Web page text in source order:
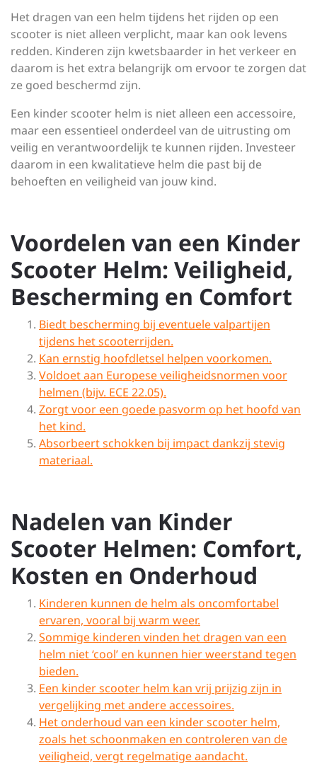
Het dragen van een helm tijdens het rijden op een
scooter is niet alleen verplicht, maar kan ook levens
redden. Kinderen zijn kwetsbaarder in het verkeer en
daarom is het extra belangrijk om ervoor te zorgen dat
ze goed beschermd zijn.
Een kinder scooter helm is niet alleen een accessoire,
maar een essentieel onderdeel van de uitrusting om
veilig en verantwoordelijk te kunnen rijden. Investeer
daarom in een kwalitatieve helm die past bij de
behoeften en veiligheid van jouw kind.
Voordelen van een Kinder
Scooter Helm: Veiligheid,
Bescherming en Comfort
Biedt bescherming bij eventuele valpartijen
tijdens het scooterrijden.
Kan ernstig hoofdletsel helpen voorkomen.
Voldoet aan Europese veiligheidsnormen voor
helmen (bijv. ECE 22.05).
Zorgt voor een goede pasvorm op het hoofd van
het kind.
Absorbeert schokken bij impact dankzij stevig
materiaal.
Nadelen van Kinder
Scooter Helmen: Comfort,
Kosten en Onderhoud
Kinderen kunnen de helm als oncomfortabel
ervaren, vooral bij warm weer.
Sommige kinderen vinden het dragen van een
helm niet ‘cool’ en kunnen hier weerstand tegen
bieden.
Een kinder scooter helm kan vrij prijzig zijn in
vergelijking met andere accessoires.
Het onderhoud van een kinder scooter helm,
zoals het schoonmaken en controleren van de
veiligheid, vergt regelmatige aandacht.